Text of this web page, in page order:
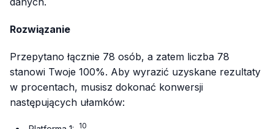
Rozwiązanie
Przepytano łącznie 78 osób, a zatem liczba 78
stanowi Twoje 100%. Aby wyrazić uzyskane rezultaty
w procentach, musisz dokonać konwersji
następujących ułamków:
10